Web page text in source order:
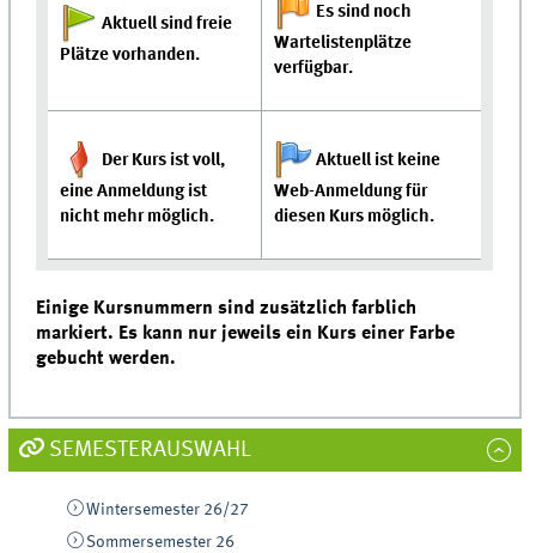
Aktuell sind freie
Plätze vorhanden.
Es sind noch
Wartelistenplätze
verfügbar.
Der Kurs ist voll,
eine Anmeldung ist
nicht mehr möglich.
Aktuell ist keine
Web-Anmeldung für
diesen Kurs möglich.
Einige Kursnummern sind zusätzlich farblich
markiert. Es kann nur jeweils ein Kurs einer Farbe
gebucht werden.
SEMESTERAUSWAHL
Wintersemester 26/27
Sommersemester 26